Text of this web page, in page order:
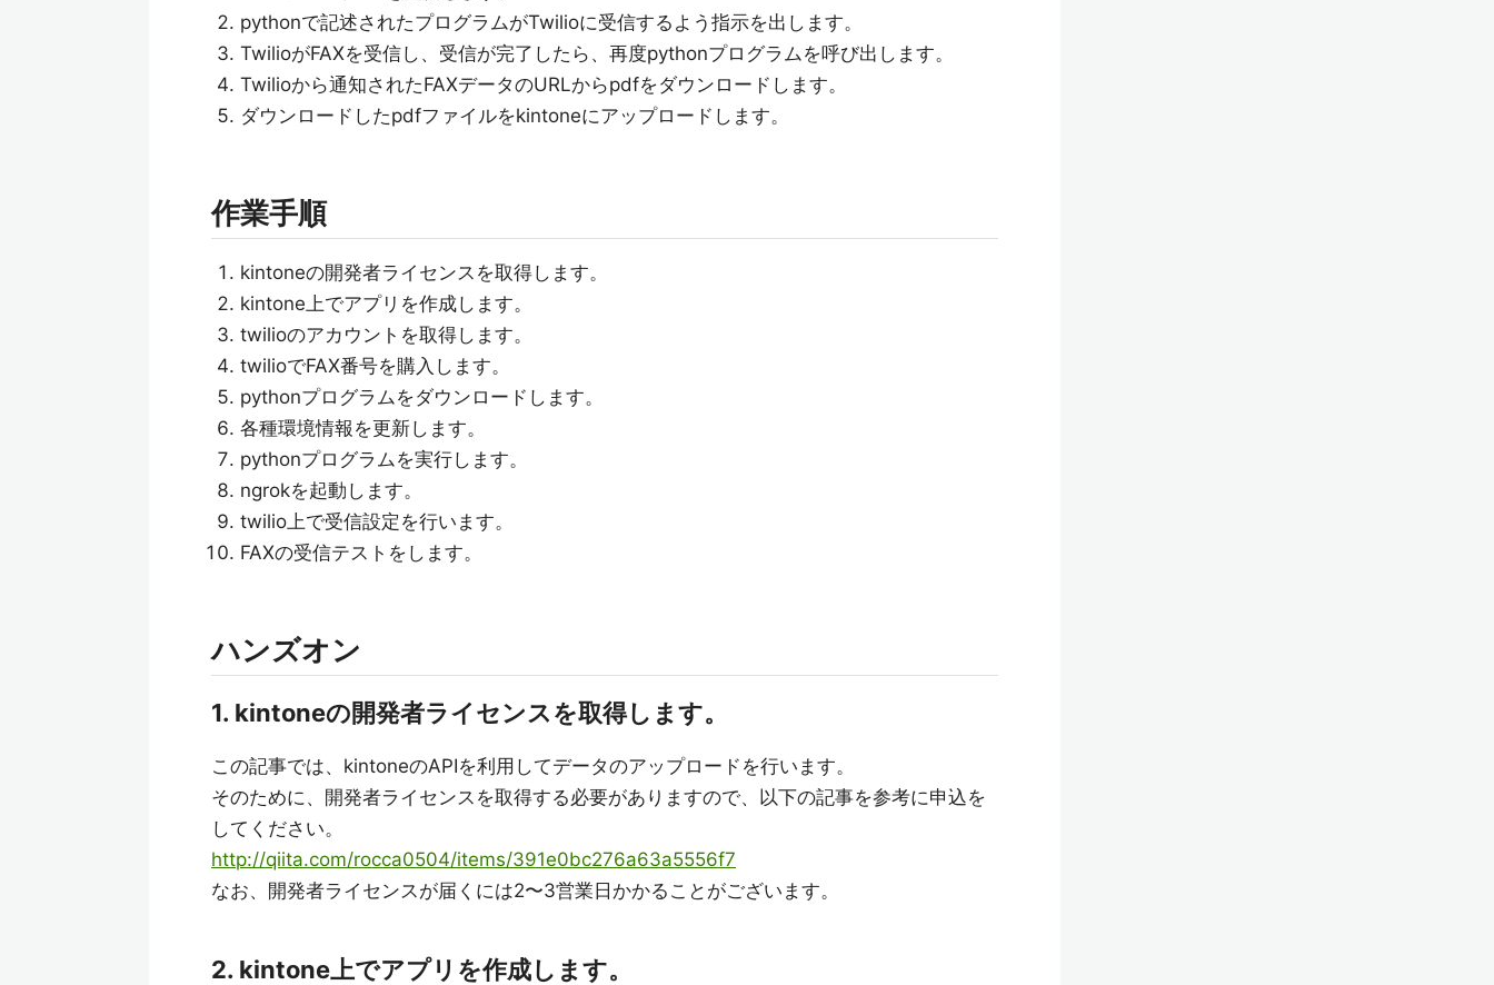
pythonで記述されたプログラムがTwilioに受信するよう指示を出します。
TwilioがFAXを受信し、受信が完了したら、再度pythonプログラムを呼び出します。
Twilioから通知されたFAXデータのURLからpdfをダウンロードします。
ダウンロードしたpdfファイルをkintoneにアップロードします。
作業手順
kintoneの開発者ライセンスを取得します。
kintone上でアプリを作成します。
twilioのアカウントを取得します。
twilioでFAX番号を購入します。
pythonプログラムをダウンロードします。
各種環境情報を更新します。
pythonプログラムを実行します。
ngrokを起動します。
twilio上で受信設定を行います。
FAXの受信テストをします。
ハンズオン
1. kintoneの開発者ライセンスを取得します。
この記事では、kintoneのAPIを利用してデータのアップロードを行います。
そのために、開発者ライセンスを取得する必要がありますので、以下の記事を参考に申込を
してください。
http://qiita.com/rocca0504/items/391e0bc276a63a5556f7
なお、開発者ライセンスが届くには2〜3営業日かかることがございます。
2. kintone上でアプリを作成します。